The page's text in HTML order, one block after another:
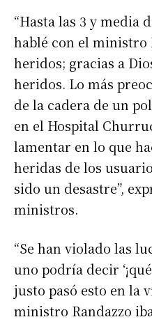
“Hasta las 3 y media
hablé con el ministro
heridos; gracias a
heridos. Lo más
de la cadera de un
en el Hospital
lamentar en lo que
heridas de los
sido un desastre”,
ministros.
“Se han violado las
uno podría decir
justo pasó esto en la
ministro Randazzo